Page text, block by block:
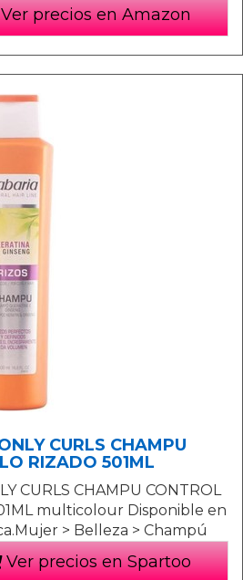
precios en Amazon
CURLS CHAMPU
RIZADO 501ML
CURLS CHAMPU CONTROL
multicolour Disponible en
> Belleza > Champú
Ver precios en Spartoo